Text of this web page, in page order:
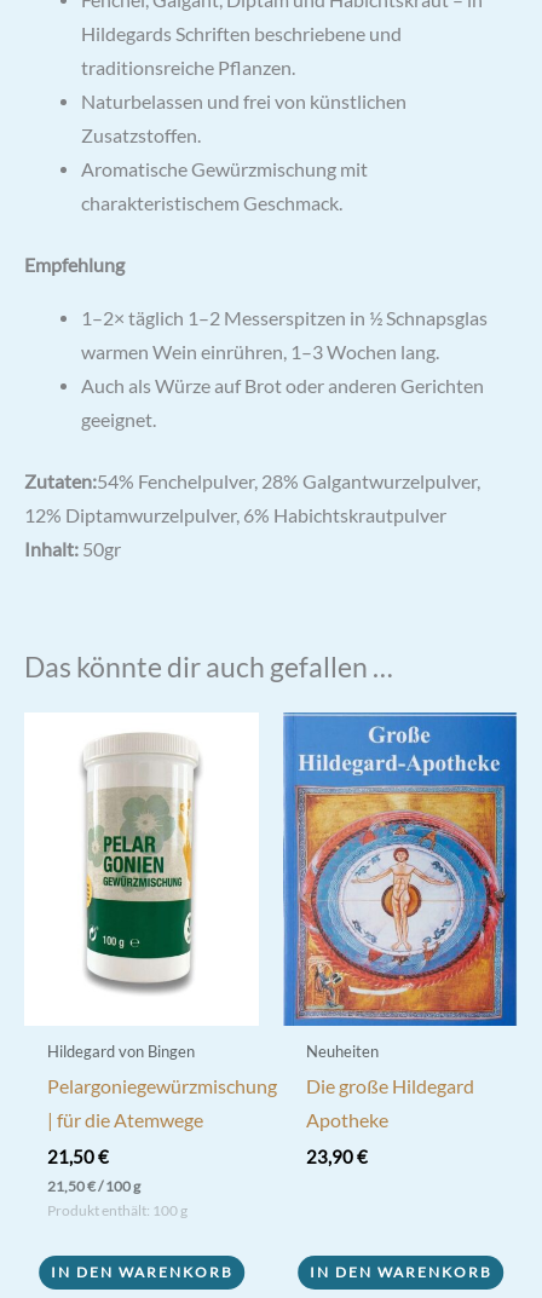
Hildegards Schriften beschriebene und
traditionsreiche Pflanzen.
Naturbelassen und frei von künstlichen
Zusatzstoffen.
Aromatische Gewürzmischung mit
charakteristischem Geschmack.
Empfehlung
1–2× täglich 1–2 Messerspitzen in ½ Schnapsglas
warmen Wein einrühren, 1–3 Wochen lang.
Auch als Würze auf Brot oder anderen Gerichten
geeignet.
Zutaten:54% Fenchelpulver, 28% Galgantwurzelpulver,
12% Diptamwurzelpulver, 6% Habichtskrautpulver
Inhalt: 50gr
Das könnte dir auch gefallen …
Hildegard von Bingen
Pelargoniegewürzmischung
| für die Atemwege
21,50€
21,50€/100g
Produkt enthält: 100 g
IN DEN WARENKORB
Neuheiten
Die große Hildegard
Apotheke
23,90€
IN DEN WARENKORB